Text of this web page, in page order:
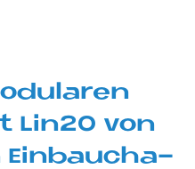
Lin20 von
Ein­bau­cha­